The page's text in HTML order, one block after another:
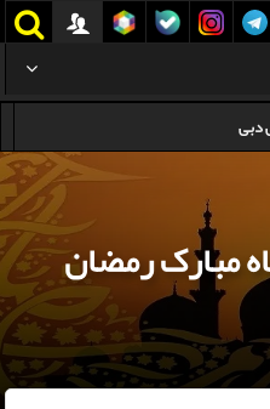
جذاب
مبارک رمضان